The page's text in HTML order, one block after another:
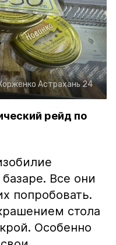
Астрахань 24
рейд по
Все они
попробовать.
стола
Особенно